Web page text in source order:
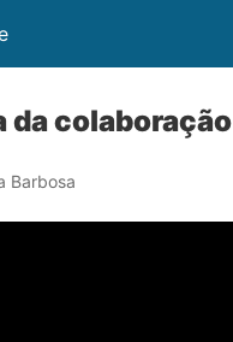
da colaboração
Barbosa